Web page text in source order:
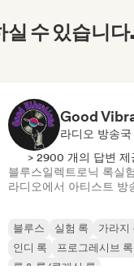
수 있습니다
Good
라디오 방송국
> 2900 개의 답변 제
블루스일렉트로닉 록실
라디오에서 아티스트 방
블루스 실험 록 가라지
인디 록
프로그레시브 록
록 & 롤/클래식 록